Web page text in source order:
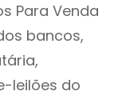
Para Venda
bancos,
leilões do